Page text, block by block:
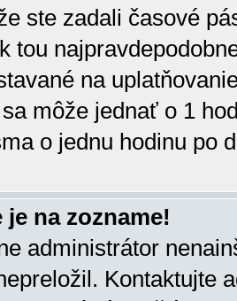
ste zadali časové
tou
na
môže jednať o 1
o jednu hodinu po
je na zozname!
administrátor
Kontaktujte